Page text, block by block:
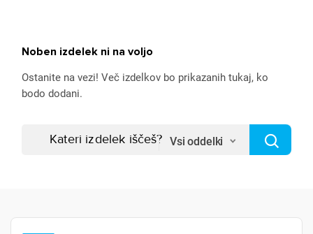
Noben izdelek ni na voljo
Ostanite na vezi! Več izdelkov bo prikazanih tukaj, ko
bodo dodani.
Vsi oddelki